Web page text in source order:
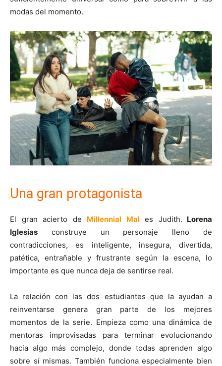
modas del momento.
Una gran protagonista
El gran acierto de Millennial Males Judith. Lorena
Iglesias construye un personaje lleno de
contradicciones, es inteligente, insegura, divertida,
patética, entrañable y frustrante según la escena, lo
importante es que nunca deja de sentirse real.
La relación con las dos estudiantes que la ayudan a
reinventarse genera gran parte de los mejores
momentos de la serie. Empieza como una dinámica de
mentoras improvisadas para terminar evolucionando
hacia algo más complejo, donde todas aprenden algo
sobre sí mismas. También funciona especialmente bien